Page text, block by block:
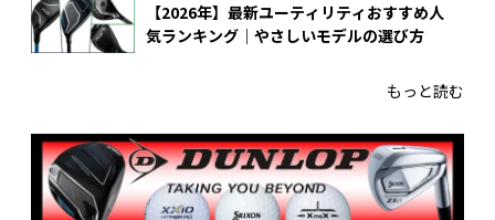
【2026年】最新ユーティリティおすすめ人
気ランキング｜やさしいモデルの選び方
もっと読む